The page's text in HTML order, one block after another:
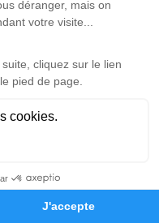
Hommages
est
Je rends hommage
de Blois